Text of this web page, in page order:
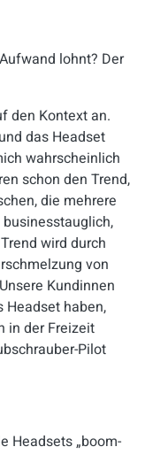
lohnt? Der
den Kontext an.
das Headset
wahrscheinlich
schon den Trend,
die mehrere
wird durch
von
Kundinnen
Headset haben,
in der Freizeit
Pilot
Headsets „boom-